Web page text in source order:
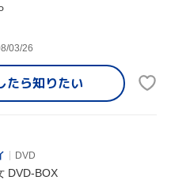
03/26
たら知りたい
DVD
DVD-BOX